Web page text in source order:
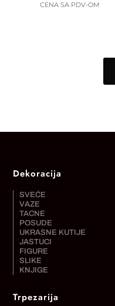
CENA SA PDV-OM
Dekoracija
SVEĆE
VAZE
TACNE
POSUDE
UKRASNE KUTIJE
JASTUCI
FIGURE
SLIKE
KNJIGE
Trpezarija